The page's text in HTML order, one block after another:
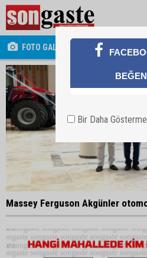
FOTO GALERİ
Massey Ferguson Akgünler
BEĞEN
Bir Daha Gösterme